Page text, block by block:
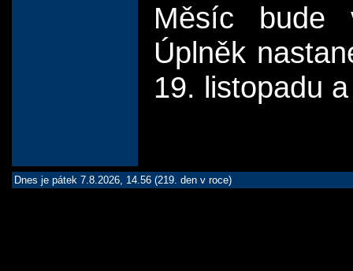
Měsíc bude
Úplněk
19. listopadu
Dnes je pátek 7.8.2026, 14.56 (219. den v roce)